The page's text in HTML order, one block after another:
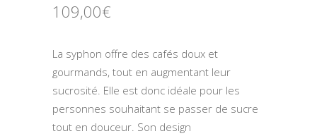
109,00€
La syphon offre des cafés doux et
gourmands, tout en augmentant leur
sucrosité. Elle est donc idéale pour les
personnes souhaitant se passer de sucre
tout en douceur. Son design